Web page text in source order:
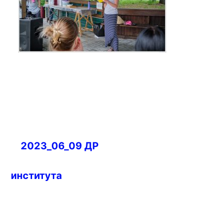
Навигация
записям
2023_06_09 ДР
института